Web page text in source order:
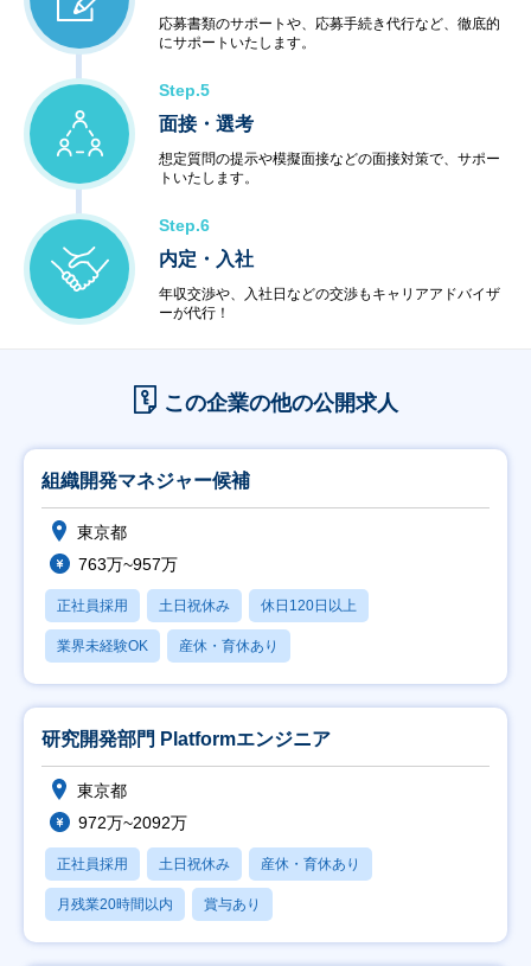
応募書類のサポートや、応募手続き代行など、徹底的
にサポートいたします。
Step.5
面接・選考
想定質問の提示や模擬面接などの面接対策で、サポー
トいたします。
Step.6
内定・入社
年収交渉や、入社日などの交渉もキャリアアドバイザ
ーが代行！
この企業の他の公開求人
組織開発マネジャー候補
東京都
763万~957万
正社員採用 土日祝休み 休日120日以上
業界未経験OK 産休・育休あり
研究開発部門 Platformエンジニア
東京都
972万~2092万
正社員採用 土日祝休み 産休・育休あり
月残業20時間以内 賞与あり